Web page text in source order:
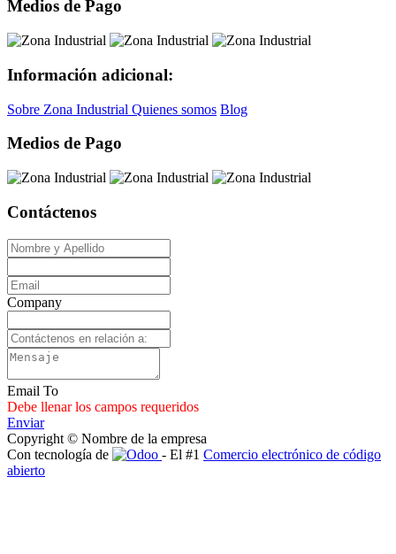
Medios de Pago
Información adicional:
Sobre Zona Industrial Quienes somos Blog
Medios de Pago
Contáctenos
Company
Email To
Debe llenar los campos requeridos
Enviar
Copyright © Nombre de la empresa
Con tecnología de
- El #1 Comercio electrónico de código
abierto